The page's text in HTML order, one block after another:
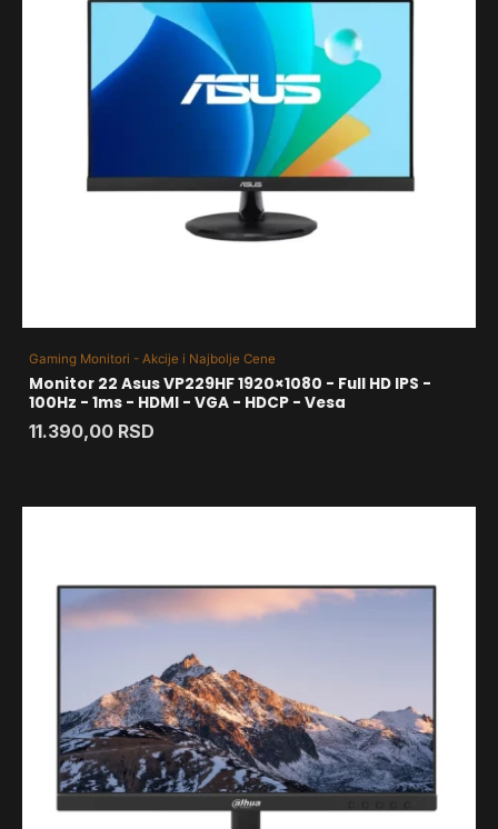
Gaming Monitori - Akcije i Najbolje Cene
Monitor 22 Asus VP229HF 1920×1080 - Full HD IPS -
100Hz - 1ms - HDMI - VGA - HDCP - Vesa
11.390,00 RSD